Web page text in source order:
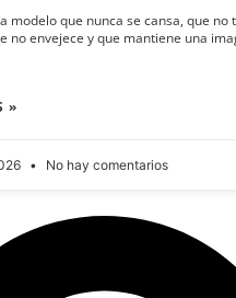
modelo que nunca se cansa, que no
no envejece y que mantiene una
»
No hay comentarios